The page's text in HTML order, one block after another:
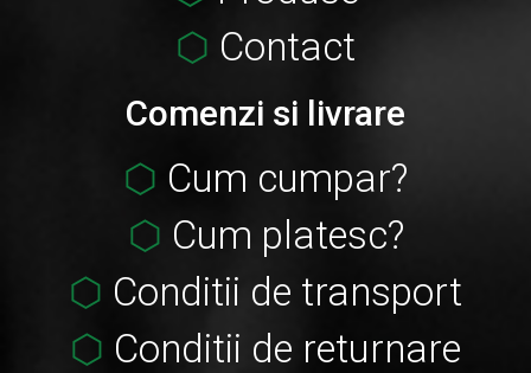
Contact
Comenzi si livrare
Cum cumpar?
Cum platesc?
Conditii de transport
Conditii de returnare